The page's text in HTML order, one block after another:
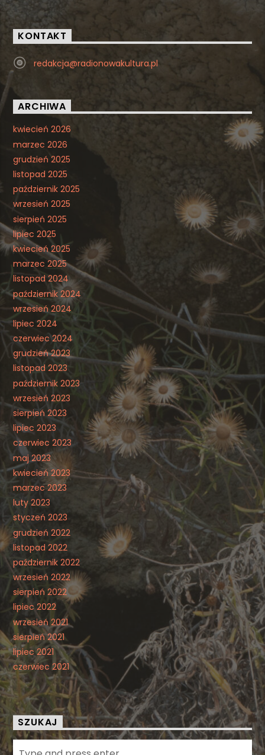
KONTAKT
redakcja@radionowakultura.pl
ARCHIWA
kwiecień 2026
marzec 2026
grudzień 2025
listopad 2025
październik 2025
wrzesień 2025
sierpień 2025
lipiec 2025
kwiecień 2025
marzec 2025
listopad 2024
październik 2024
wrzesień 2024
lipiec 2024
czerwiec 2024
grudzień 2023
listopad 2023
październik 2023
wrzesień 2023
sierpień 2023
lipiec 2023
czerwiec 2023
maj 2023
kwiecień 2023
marzec 2023
luty 2023
styczeń 2023
grudzień 2022
listopad 2022
październik 2022
wrzesień 2022
sierpień 2022
lipiec 2022
wrzesień 2021
sierpień 2021
lipiec 2021
czerwiec 2021
SZUKAJ